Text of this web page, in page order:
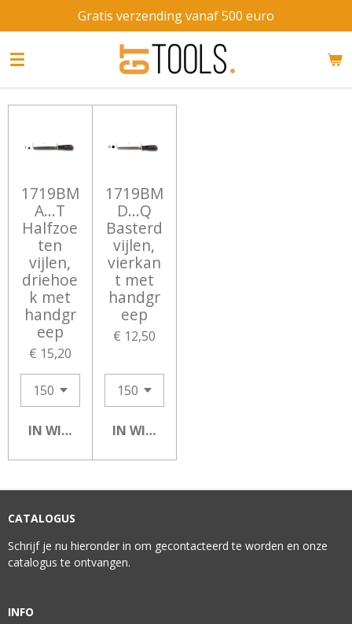
direct
naar
Gratis verzending vanaf 500 euro
1719BM
A...T
Halfzoe
ten
vijlen,
driehoe
k met
handgr
eep
€ 15,20
IN WINKELWAGEN
1719BM
D...Q
Basterd
vijlen,
vierkan
t met
handgr
eep
€ 12,50
IN WINKELWAGEN
CATALOGUS
Schrijf je nu hieronder in om gecontacteerd te worden en onze
catalogus te ontvangen.
INFO